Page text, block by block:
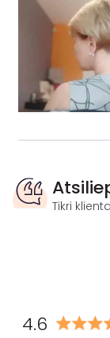
Tikri
4.6